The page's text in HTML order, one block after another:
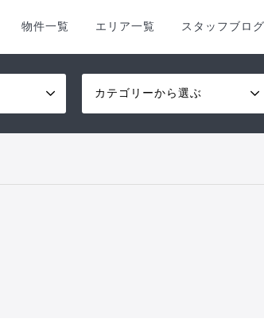
物件一覧 エリア一覧 スタッフブログ
カテゴリーから選ぶ